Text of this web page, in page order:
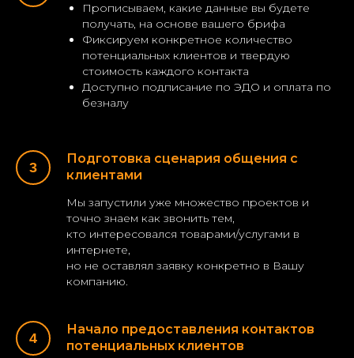
Прописываем, какие данные вы будете
получать, на основе вашего брифа
Фиксируем конкретное количество
потенциальных клиентов и твердую
стоимость каждого контакта
Доступно подписание по ЭДО и оплата по
безналу
Подготовка сценария общения с
клиентами
Мы запустили уже множество проектов и
точно знаем как звонить тем,
кто интересовался товарами/услугами в
интернете,
но не оставлял заявку конкретно в Вашу
компанию.
Начало предоставления контактов
потенциальных клиентов